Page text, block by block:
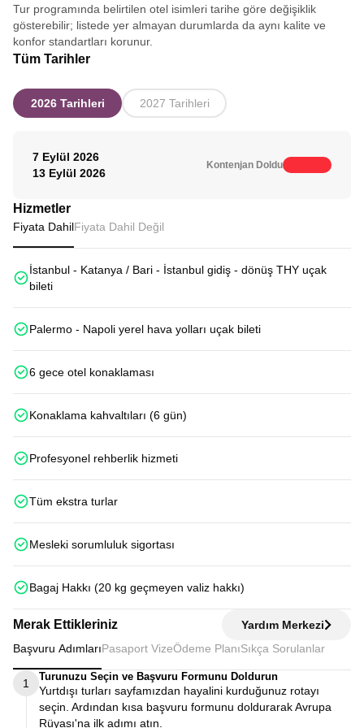
Tur programında belirtilen otel isimleri tarihe göre değişiklik
gösterebilir; listede yer almayan durumlarda da aynı kalite ve
konfor standartları korunur.
Tüm Tarihler
2026 Tarihleri 2027 Tarihleri
7 Eylül 2026
13 Eylül 2026
Kontenjan Doldu
Hizmetler
Fiyata DahilFiyata Dahil Değil
İstanbul - Katanya / Bari - İstanbul gidiş - dönüş THY uçak
bileti
Palermo - Napoli yerel hava yolları uçak bileti
6 gece otel konaklaması
Konaklama kahvaltıları (6 gün)
Profesyonel rehberlik hizmeti
Tüm ekstra turlar
Mesleki sorumluluk sigortası
Bagaj Hakkı (20 kg geçmeyen valiz hakkı)
Merak Ettikleriniz
Yardım Merkezi
Başvuru AdımlarıPasaport VizeÖdeme Planı Sıkça Sorulanlar
1
Turunuzu Seçin ve Başvuru Formunu Doldurun
Yurtdışı turları sayfamızdan hayalini kurduğunuz rotayı
seçin. Ardından kısa başvuru formunu doldurarak Avrupa
Rüyası'na ilk adımı atın.